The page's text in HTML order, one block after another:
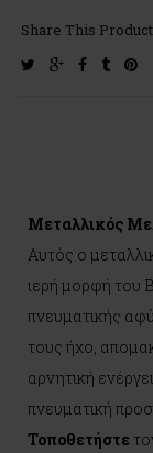
Share This Product
twittergoogle-facebook
tumblr
Μεταλλικός
Αυτός ο
ιερή μορφή του
πνευματικής
τους ήχο,
αρνητική
πνευματική
Τοποθετήστε